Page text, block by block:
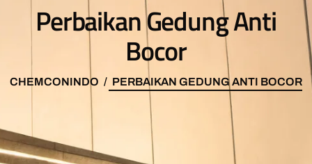
Perbaikan Gedung Anti
Bocor
CHEMCONINDO PERBAIKAN GEDUNG ANTI BOCOR